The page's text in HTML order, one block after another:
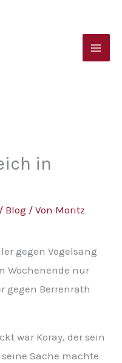
in
/ Blog / Von Moritz
gegen Vogelsang
Wochenende nur
gegen Berrenrath
war Koray, der sein
Sache machte